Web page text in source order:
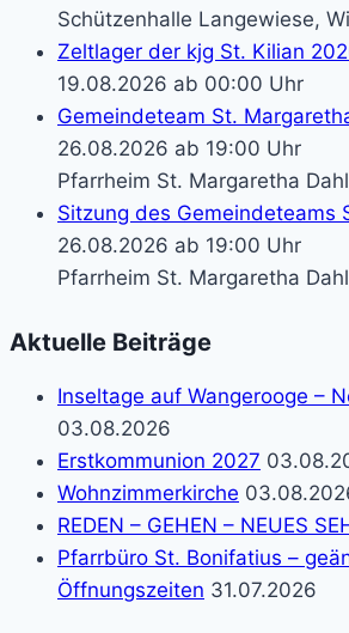
Schützenhalle Langewiese,
Zeltlager der kjg St. Kilian
19.08.2026 ab 00:00 Uhr
Gemeindeteam St.
26.08.2026 ab 19:00 Uhr
Pfarrheim St. Margaretha Dahl
Sitzung des Gemeindeteams
26.08.2026 ab 19:00 Uhr
Pfarrheim St. Margaretha Dahl
Aktuelle Beiträge
Inseltage auf Wangerooge –
03.08.2026
Erstkommunion 2027
Wohnzimmerkirche
REDEN – GEHEN – NEUES
Pfarrbüro St. Bonifatius –
Öffnungszeiten 31.07.2026